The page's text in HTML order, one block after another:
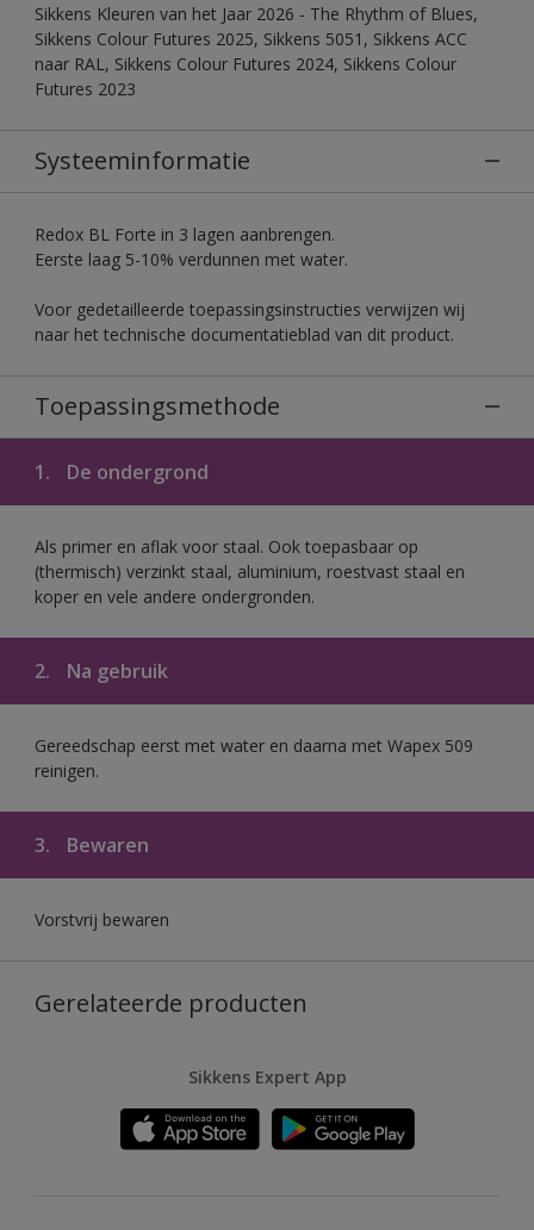
Sikkens Kleuren van het Jaar 2026 - The Rhythm of Blues,
Sikkens Colour Futures 2025, Sikkens 5051, Sikkens ACC
naar RAL, Sikkens Colour Futures 2024, Sikkens Colour
Futures 2023
Systeeminformatie
Redox BL Forte in 3 lagen aanbrengen.
Eerste laag 5-10% verdunnen met water.
Voor gedetailleerde toepassingsinstructies verwijzen wij
naar het technische documentatieblad van dit product.
Toepassingsmethode
1. De ondergrond
Als primer en aflak voor staal. Ook toepasbaar op
(thermisch) verzinkt staal, aluminium, roestvast staal en
koper en vele andere ondergronden.
2. Na gebruik
Gereedschap eerst met water en daarna met Wapex 509
reinigen.
3. Bewaren
Vorstvrij bewaren
Gerelateerde producten
Sikkens Expert App